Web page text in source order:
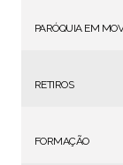
PARÓQUIA EM
RETIROS
FORMAÇÃO